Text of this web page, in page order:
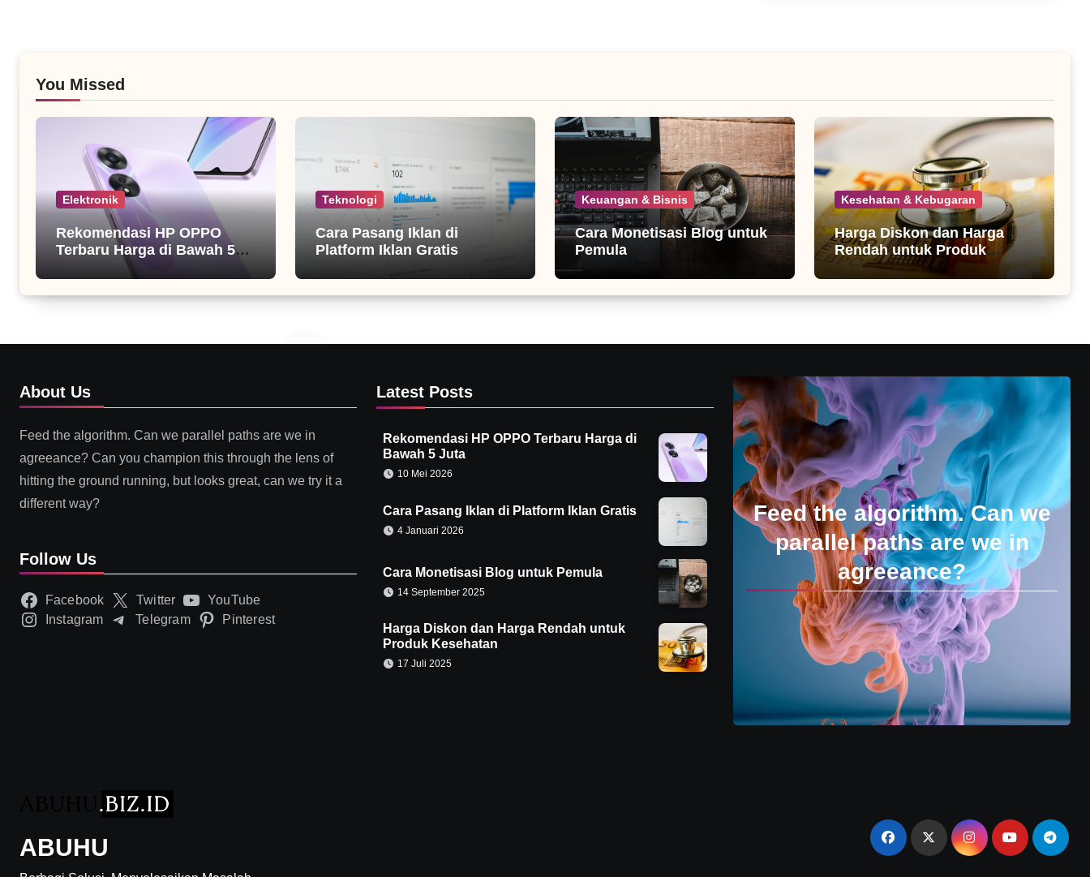
You Missed
Elektronik
Rekomendasi HP OPPO
Terbaru Harga di Bawah 5
Teknologi
Cara Pasang Iklan di
Platform Iklan Gratis
Keuangan & Bisnis
Cara Monetisasi Blog untuk
Pemula
Kesehatan & Kebugaran
Harga Diskon dan Harga
Rendah untuk Produk
Kesehatan
About Us
Feed the algorithm. Can we parallel paths are we in
agreeance? Can you champion this through the lens of
hitting the ground running, but looks great, can we try it a
different way?
Follow Us
Facebook Twitter
YouTube
Instagram
Telegram Pinterest
Latest Posts
Rekomendasi HP OPPO Terbaru Harga di
Bawah 5 Juta
10 Mei 2026
Cara Pasang Iklan di Platform Iklan Gratis
4 Januari 2026
Cara Monetisasi Blog untuk Pemula
14 September 2025
Harga Diskon dan Harga Rendah untuk
Produk Kesehatan
17 Juli 2025
Feed the algorithm. Can we
parallel paths are we in
agreeance?
ABUHU